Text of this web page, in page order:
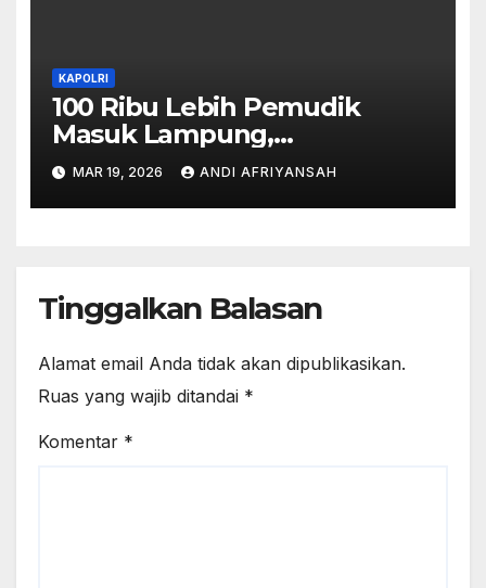
KAPOLRI
100 Ribu Lebih Pemudik
Masuk Lampung,
Pengawalan PJR Dikerahkan,
Situasi Terkendali
MAR 19, 2026 ANDI AFRIYANSAH
Tinggalkan Balasan
Alamat email Anda tidak akan dipublikasikan.
Ruas yang wajib ditandai *
Komentar *